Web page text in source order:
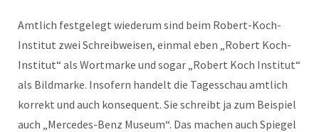
Amtlich festgelegt wiederum sind beim Robert-Koch-
Institut zwei Schreibweisen, einmal eben „Robert Koch-
Institut“ als Wortmarke und sogar „Robert Koch Institut“
als Bildmarke. Insofern handelt die Tagesschau amtlich
korrekt und auch konsequent. Sie schreibt ja zum Beispiel
auch „Mercedes-Benz Museum“. Das machen auch Spiegel